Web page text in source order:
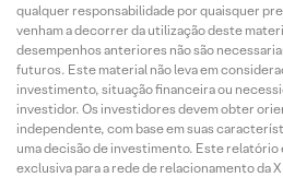
qualquer responsabilidade por quaisquer
venham a decorrer da utilização deste
desempenhos anteriores não são
futuros. Este material não leva em
investimento, situação financeira ou
investidor. Os investidores devem obter
independente, com base em suas
uma decisão de investimento. Este relatório
exclusiva para a rede de relacionamento da